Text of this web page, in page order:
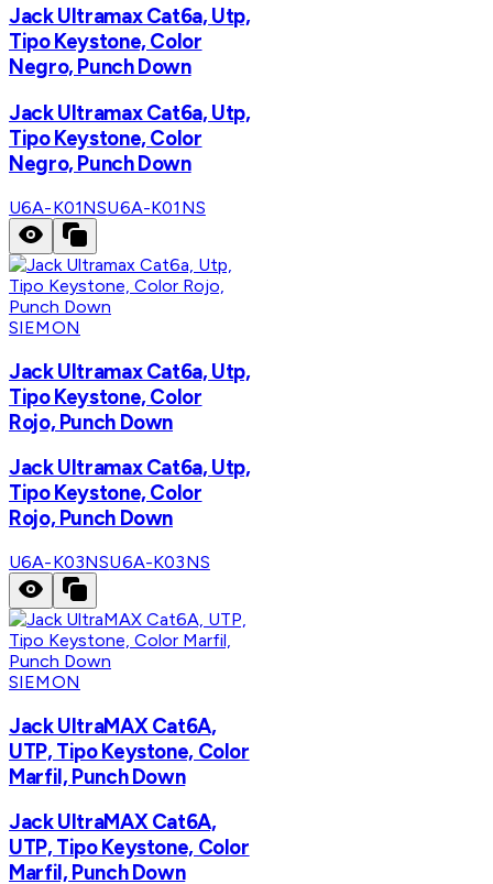
Jack Ultramax Cat6a, Utp,
Tipo Keystone, Color
Negro, Punch Down
Jack Ultramax Cat6a, Utp,
Tipo Keystone, Color
Negro, Punch Down
U6A-K01NSU6A-K01NS
SIEMON
Jack Ultramax Cat6a, Utp,
Tipo Keystone, Color
Rojo, Punch Down
Jack Ultramax Cat6a, Utp,
Tipo Keystone, Color
Rojo, Punch Down
U6A-K03NSU6A-K03NS
SIEMON
Jack UltraMAX Cat6A,
UTP, Tipo Keystone, Color
Marfil, Punch Down
Jack UltraMAX Cat6A,
UTP, Tipo Keystone, Color
Marfil, Punch Down